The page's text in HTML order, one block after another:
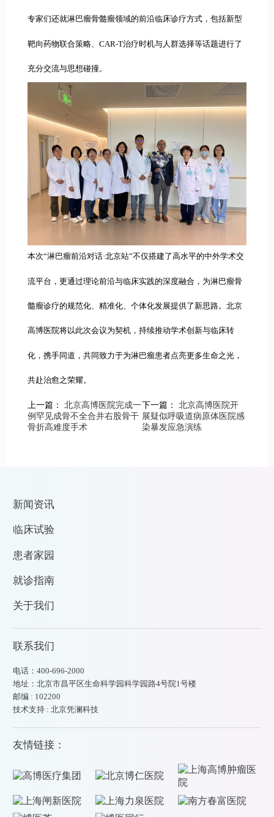
专家们还就淋巴瘤骨髓瘤领域的前沿临床诊疗方式，包括新型
靶向药物联合策略、CAR-T治疗时机与人群选择等话题进行了
充分交流与思想碰撞。
本次“淋巴瘤前沿对话·北京站”不仅搭建了高水平的中外学术交
流平台，更通过理论前沿与临床实践的深度融合，为淋巴瘤骨
髓瘤诊疗的规范化、精准化、个体化发展提供了新思路。北京
高博医院将以此次会议为契机，持续推动学术创新与临床转
化，携手同道，共同致力于为淋巴瘤患者点亮更多生命之光，
共赴治愈之荣耀。
上一篇：
北京高博医院完成一
例罕见成骨不全合并右股骨干
骨折高难度手术
下一篇：
北京高博医院开
展疑似呼吸道病原体医院感
染暴发应急演练
新闻资讯
临床试验
患者家园
就诊指南
关于我们
联系我们
电话：400-696-2000
地址：北京市昌平区生命科学园科学园路4号院1号楼
邮编 : 102200
技术支持 : 北京凭澜科技
友情链接：